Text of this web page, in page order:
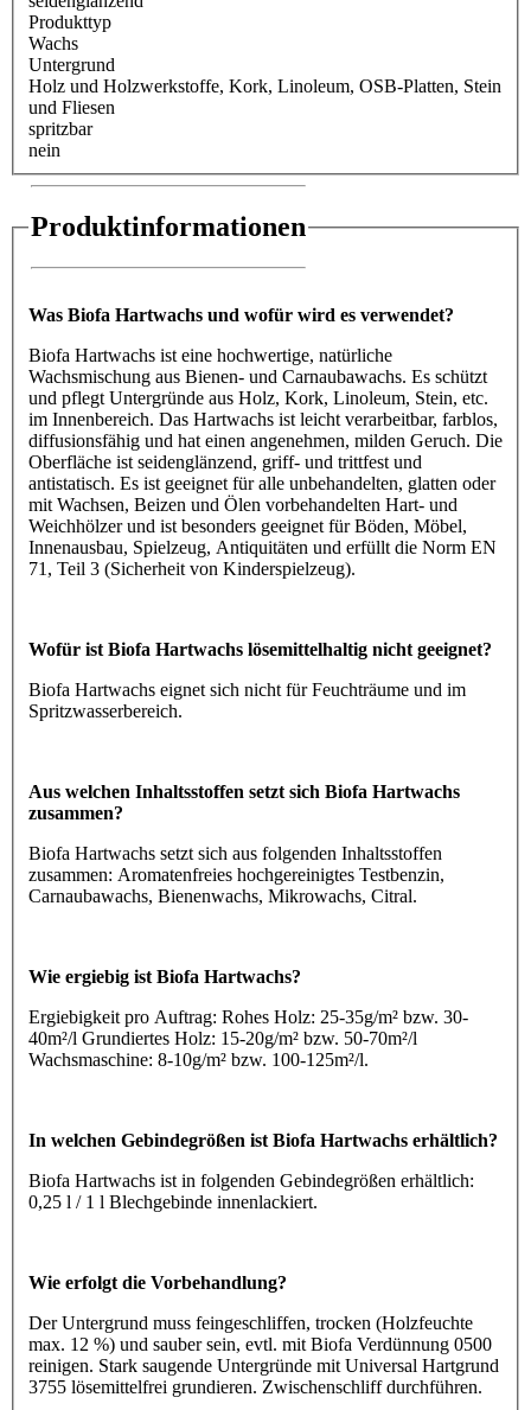
Produkttyp
Wachs
Untergrund
Holz und Holzwerkstoffe, Kork, Linoleum, OSB-Platten, Stein
und Fliesen
spritzbar
nein
Produktinformationen
Was Biofa Hartwachs und wofür wird es verwendet?
Biofa Hartwachs ist eine hochwertige, natürliche
Wachsmischung aus Bienen- und Carnaubawachs. Es schützt
und pflegt Untergründe aus Holz, Kork, Linoleum, Stein, etc.
im Innenbereich. Das Hartwachs ist leicht verarbeitbar, farblos,
diffusionsfähig und hat einen angenehmen, milden Geruch. Die
Oberfläche ist seidenglänzend, griff- und trittfest und
antistatisch. Es ist geeignet für alle unbehandelten, glatten oder
mit Wachsen, Beizen und Ölen vorbehandelten Hart- und
Weichhölzer und ist besonders geeignet für Böden, Möbel,
Innenausbau, Spielzeug, Antiquitäten und erfüllt die Norm EN
71, Teil 3 (Sicherheit von Kinderspielzeug).
Wofür ist Biofa Hartwachs lösemittelhaltig nicht geeignet?
Biofa Hartwachs eignet sich nicht für Feuchträume und im
Spritzwasserbereich.
Aus welchen Inhaltsstoffen setzt sich Biofa Hartwachs
zusammen?
Biofa Hartwachs setzt sich aus folgenden Inhaltsstoffen
zusammen: Aromatenfreies hochgereinigtes Testbenzin,
Carnaubawachs, Bienenwachs, Mikrowachs, Citral.
Wie ergiebig ist Biofa Hartwachs?
Ergiebigkeit pro Auftrag: Rohes Holz: 25-35g/m² bzw. 30-
40m²/l Grundiertes Holz: 15-20g/m² bzw. 50-70m²/l
Wachsmaschine: 8-10g/m² bzw. 100-125m²/l.
In welchen Gebindegrößen ist Biofa Hartwachs erhältlich?
Biofa Hartwachs ist in folgenden Gebindegrößen erhältlich:
0,25 l / 1 l Blechgebinde innenlackiert.
Wie erfolgt die Vorbehandlung?
Der Untergrund muss feingeschliffen, trocken (Holzfeuchte
max. 12 %) und sauber sein, evtl. mit Biofa Verdünnung 0500
reinigen. Stark saugende Untergründe mit Universal Hartgrund
3755 lösemittelfrei grundieren. Zwischenschliff durchführen.